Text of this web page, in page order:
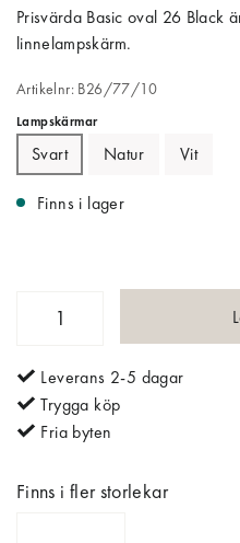
Prisvärda Basic oval 26 Black
linnelampskärm.
Artikelnr: B26/77/10
Lampskärmar
Svart Natur Vit
Finns i lager
Leverans 2-5 dagar
Trygga köp
Fria byten
Finns i fler storlekar